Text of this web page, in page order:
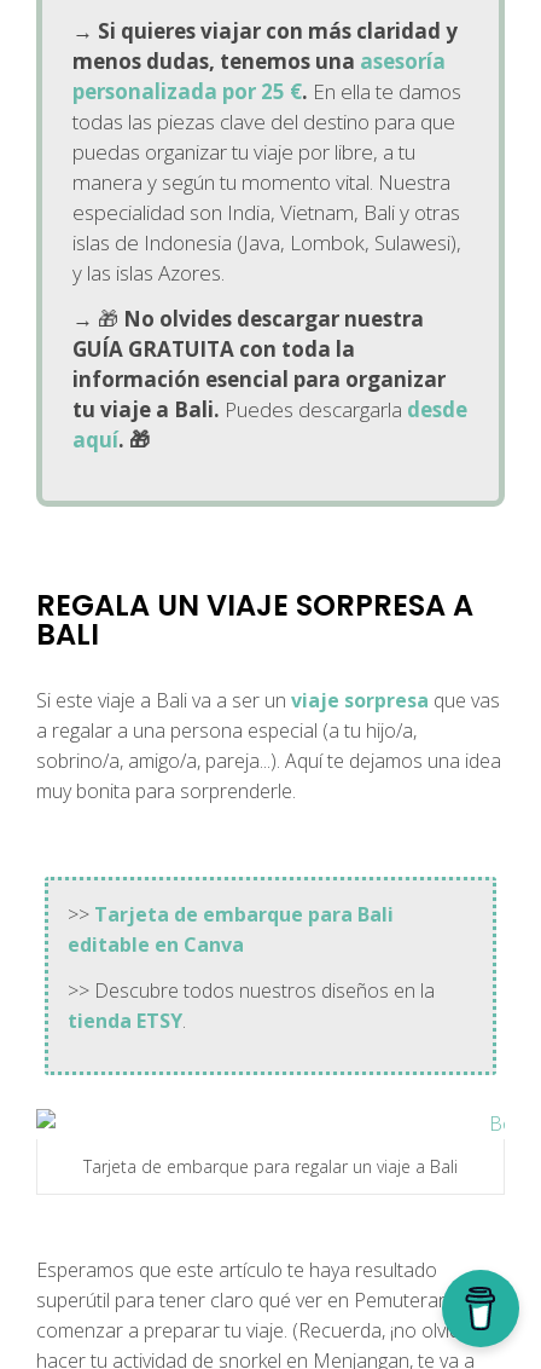
→ Si quieres viajar con más claridad y
menos dudas, tenemos una asesoría
personalizada por 25 €. En ella te damos
todas las piezas clave del destino para que
puedas organizar tu viaje por libre, a tu
manera y según tu momento vital. Nuestra
especialidad son India, Vietnam, Bali y otras
islas de Indonesia (Java, Lombok, Sulawesi),
y las islas Azores.
→ 🎁 No olvides descargar nuestra
GUÍA GRATUITA con toda la
información esencial para organizar
tu viaje a Bali. Puedes descargarla desde
aquí. 🎁
REGALA UN VIAJE SORPRESA A
BALI
Si este viaje a Bali va a ser un viaje sorpresa que vas
a regalar a una persona especial (a tu hijo/a,
sobrino/a, amigo/a, pareja...). Aquí te dejamos una idea
muy bonita para sorprenderle.
>> Tarjeta de embarque para Bali
editable en Canva
>> Descubre todos nuestros diseños en la
tienda ETSY.
Tarjeta de embarque para regalar un viaje a Bali
Esperamos que este artículo te haya resultado
superútil para tener claro qué ver en Pemuteran Bali y
comenzar a preparar tu viaje. (Recuerda, ¡no olvides
hacer tu actividad de snorkel en Menjangan, te va a